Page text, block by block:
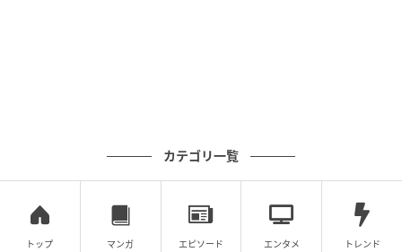
カテゴリ一覧
トップ マンガ エピソード エンタメ トレンド